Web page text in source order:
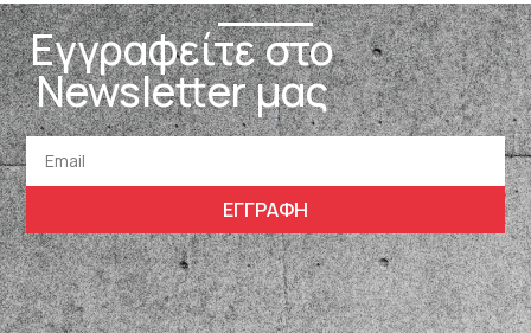
Εγγραφείτε στο
Newsletter μας
ΕΓΓΡΑΦΗ